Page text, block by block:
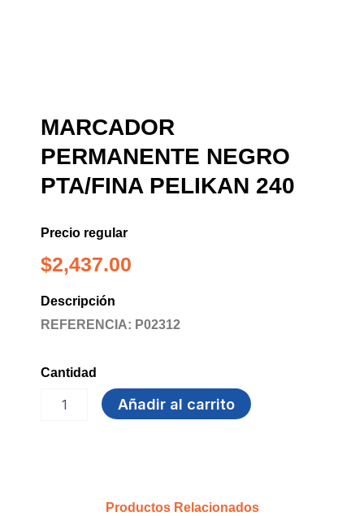
MARCADOR
PERMANENTE NEGRO
PTA/FINA PELIKAN 240
Precio regular
$2,437.00
Descripción
REFERENCIA: P02312
Cantidad
MARCADOR
PERMANENTE
Añadir al carrito
Productos Relacionados